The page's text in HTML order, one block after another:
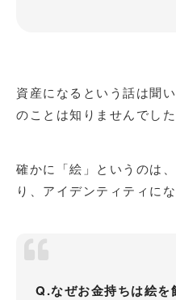
資産になるという話は聞
のことは知りませんでした
確かに「絵」というのは
り、アイデンティティに
Q.なぜお金持ちは絵を